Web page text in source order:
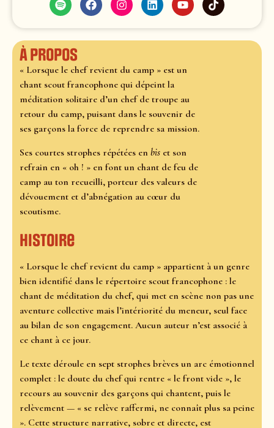
À propos
« Lorsque le chef revient du camp » est un
chant scout francophone qui dépeint la
méditation solitaire d’un chef de troupe au
retour du camp, puisant dans le souvenir de
ses garçons la force de reprendre sa mission.
Ses courtes strophes répétées en bis et son
refrain en « oh ! » en font un chant de feu de
camp au ton recueilli, porteur des valeurs de
dévouement et d’abnégation au cœur du
scoutisme.
Histoire
« Lorsque le chef revient du camp » appartient à un genre
bien identifié dans le répertoire scout francophone : le
chant de méditation du chef, qui met en scène non pas une
aventure collective mais l’intériorité du meneur, seul face
au bilan de son engagement. Aucun auteur n’est associé à
ce chant à ce jour.
Le texte déroule en sept strophes brèves un arc émotionnel
complet : le doute du chef qui rentre « le front vide », le
recours au souvenir des garçons qui chantent, puis le
relèvement — « se relève raffermi, ne connaît plus sa peine
». Cette structure narrative, sobre et directe, est